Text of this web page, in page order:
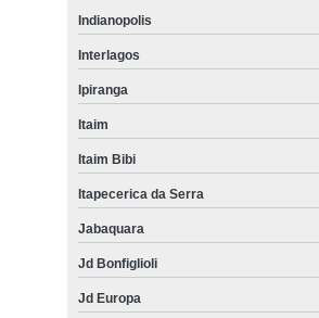
Indianopolis
Interlagos
Ipiranga
Itaim
Itaim Bibi
Itapecerica da Serra
Jabaquara
Jd Bonfiglioli
Jd Europa